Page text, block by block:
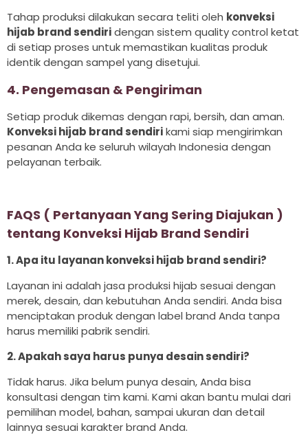
Tahap produksi dilakukan secara teliti oleh konveksi
hijab brand sendiridengan sistem quality control ketat
di setiap proses untuk memastikan kualitas produk
identik dengan sampel yang disetujui.
4. Pengemasan & Pengiriman
Setiap produk dikemas dengan rapi, bersih, dan aman.
Konveksi hijab brand sendirikami siap mengirimkan
pesanan Anda ke seluruh wilayah Indonesia dengan
pelayanan terbaik.
FAQS ( Pertanyaan Yang Sering Diajukan )
tentang Konveksi Hijab Brand Sendiri
1. Apa itu layanan konveksi hijab brand sendiri?
Layanan ini adalah jasa produksi hijab sesuai dengan
merek, desain, dan kebutuhan Anda sendiri. Anda bisa
menciptakan produk dengan label brand Anda tanpa
harus memiliki pabrik sendiri.
2. Apakah saya harus punya desain sendiri?
Tidak harus. Jika belum punya desain, Anda bisa
konsultasi dengan tim kami. Kami akan bantu mulai dari
pemilihan model, bahan, sampai ukuran dan detail
lainnya sesuai karakter brand Anda.